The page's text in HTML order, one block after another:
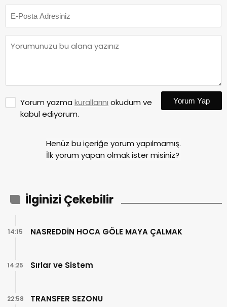
Yorum yazma kurallarını okudum ve
kabul ediyorum.
Yorum Yap
Henüz bu içeriğe yorum yapılmamış.
İlk yorum yapan olmak ister misiniz?
İlginizi Çekebilir
NASREDDİN HOCA GÖLE MAYA ÇALMAK
14:15
Sırlar ve Sistem
14:25
TRANSFER SEZONU
22:58